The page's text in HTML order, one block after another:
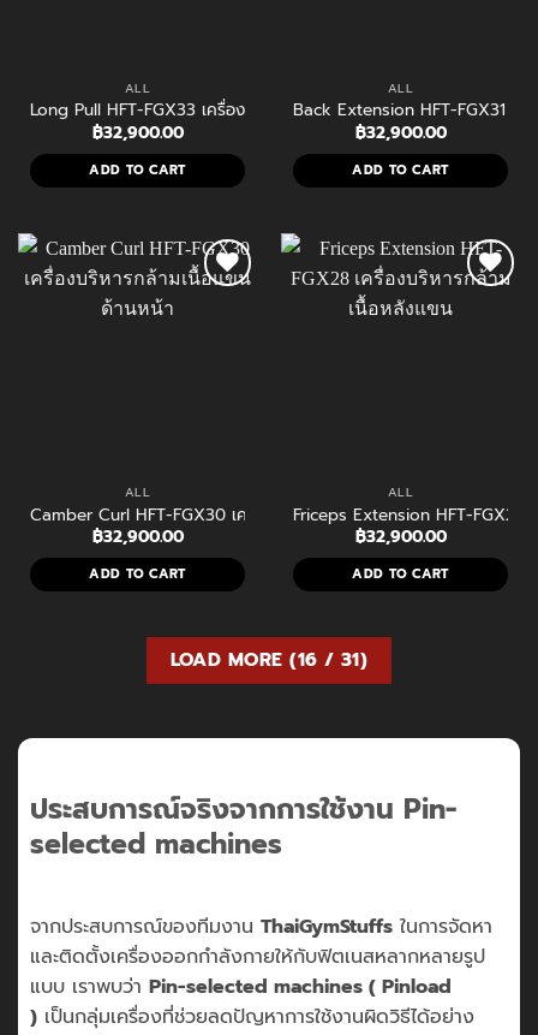
ALL
Long Pull HFT-FGX33 เครื่องบริหารกล้ามเนื้อหลังเกรด Commercial
฿32,900.00
ADD TO CART
ALL
Back Extension HFT-FGX31 เ
฿32,900.00
ADD TO CART
ALL
Camber Curl HFT-FGX30 เครื่องบริหารแขนหน้า (Biceps) ระดับ
฿32,900.00
ADD TO CART
ALL
Friceps Extension HFT-FGX28
฿32,900.00
ADD TO CART
LOAD MORE(16 / 31)
ประสบการณ์จริงจากการใช้งาน Pin-
selected machines
จากประสบการณ์ของทีมงาน ThaiGymStuffs ในการจัดหา
และติดตั้งเครื่องออกกำลังกายให้กับฟิตเนสหลากหลายรูป
แบบ เราพบว่า Pin-selected machines ( Pinload
) เป็นกลุ่มเครื่องที่ช่วยลดปัญหาการใช้งานผิดวิธีได้อย่าง